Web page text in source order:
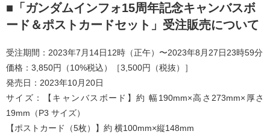
■「ガンダムインフォ15周年記念キャンバスボ
ード＆ポストカードセット」受注販売について
受注期間：2023年7⽉14⽇12時（正午）〜2023年8⽉27⽇23時59分
価格：3,850円（10%税込）［3,500円（税抜）］
発売⽇：2023年10⽉20⽇
サイズ：【キャンバスボード】約 幅190mm×⾼さ273mm×厚さ
19mm（P3 サイズ）
【ポストカード（5枚）】約 横100mm×縦148mm